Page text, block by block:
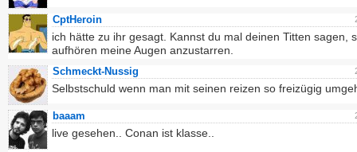
CptHeroin
ich hätte zu ihr gesagt. Kannst du mal deinen Titten sagen,
aufhören meine Augen anzustarren.
Schmeckt-Nussig
Selbstschuld wenn man mit seinen reizen so freizügig
baaam
live gesehen.. Conan ist klasse..